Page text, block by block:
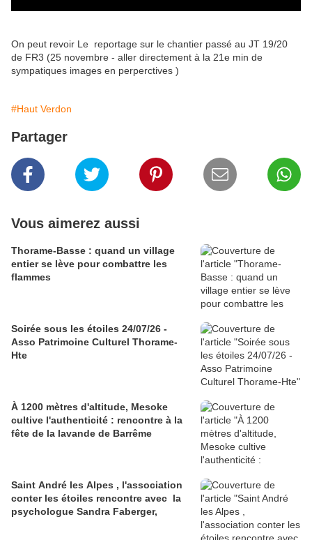
On peut revoir Le reportage sur le chantier passé au JT 19/20
de FR3 (25 novembre - aller directement à la 21e min de
sympatiques images en perperctives )
#Haut Verdon
Partager
Vous aimerez aussi
Thorame-Basse : quand un village
entier se lève pour combattre les
flammes
Soirée sous les étoiles 24/07/26 -
Asso Patrimoine Culturel Thorame-
Hte
À 1200 mètres d'altitude, Mesoke
cultive l'authenticité : rencontre à la
fête de la lavande de Barrême
Saint André les Alpes , l'association
conter les étoiles rencontre avec la
psychologue Sandra Faberger,